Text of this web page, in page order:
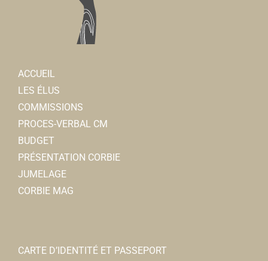
ACCUEIL
LES ÉLUS
COMMISSIONS
PROCES-VERBAL CM
BUDGET
PRÉSENTATION CORBIE
JUMELAGE
CORBIE MAG
CARTE D’IDENTITÉ ET PASSEPORT